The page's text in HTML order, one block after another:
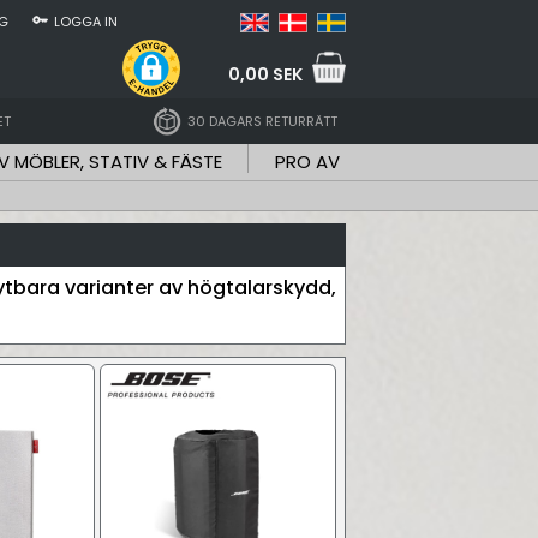
LOGGA IN
0,00 SEK
30 DAGARS RETURRÄTT
MÖBLER, STATIV & FÄSTE PRO AV
varianter av högtalarskydd,